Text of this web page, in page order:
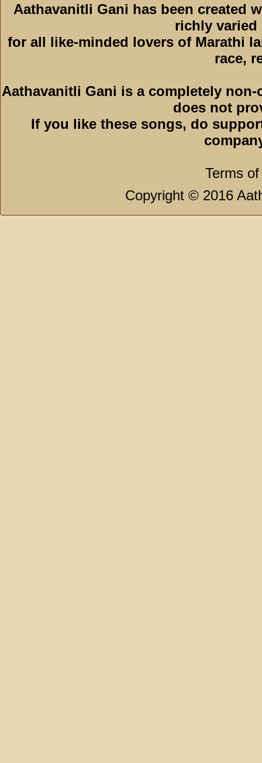
Aathavanitli Gani has been created
richly varied
for all like-minded lovers of Marathi
race,
Aathavanitli Gani is a completely
does not
If you like these songs, do
Terms
Copyright © 2016